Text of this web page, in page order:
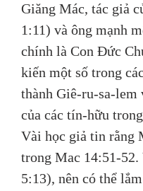
Giăng Mác, tác giả
1:11) và ông mạnh
chính là Con Đức
kiến một số trong
thành Giê-ru-sa-
của các tín-hữu
Vài học giả tin rằng
trong Mac 14:51-
5:13), nên có thể